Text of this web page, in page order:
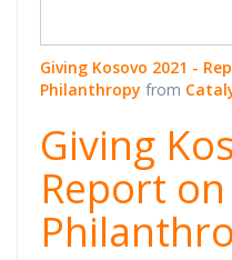
Giving Kosovo 2021 -
Philanthropy from
Giving
Report